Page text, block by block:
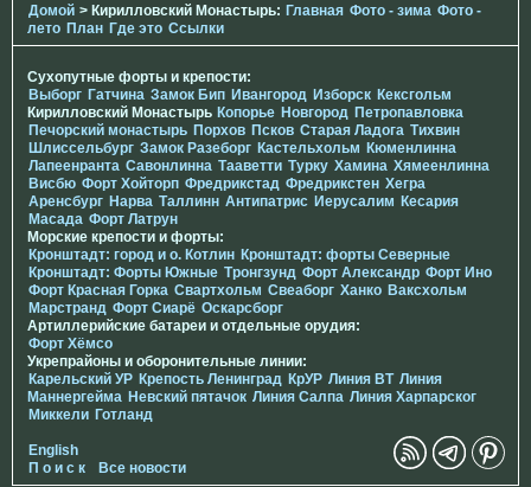
Домой > Кирилловский Монастырь: Главная Фото - зима Фото -
лето План Где это Ссылки
Сухопутные форты и крепости:
Выборг Гатчина Замок Бип Ивангород Изборск Кексгольм
Кирилловский Монастырь Копорье Новгород Петропавловка
Печорcкий монастырь Порхов Псков Старая Ладога Тихвин
Шлиссельбург Замок Разеборг Кастельхольм Кюменлинна
Лапеенранта Савонлинна Тааветти Турку Хамина Хямеенлинна
Висбю Форт Хойторп Фредрикстад Фредрикстен Хегра
Аренсбург Нарва Таллинн Антипатрис Иерусалим Кесария
Масада Форт Латрун
Морские крепости и форты:
Кронштадт: город и о. Котлин Кронштадт: форты Северные
Кронштадт: Форты Южные Тронгзунд Форт Александр Форт Ино
Форт Красная Горка Свартхольм Свеаборг Ханко Ваксхольм
Марстранд Форт Сиарё Оскарсборг
Артиллерийские батареи и отдельные орудия:
Форт Хёмсо
Укрепрайоны и оборонительные линии:
Карельский УР Крепость Ленинград КрУР Линия ВТ Линия
Маннергейма Невский пятачок Линия Салпа Линия Харпарског
Миккели Готланд
English
П о и с к
Все новости